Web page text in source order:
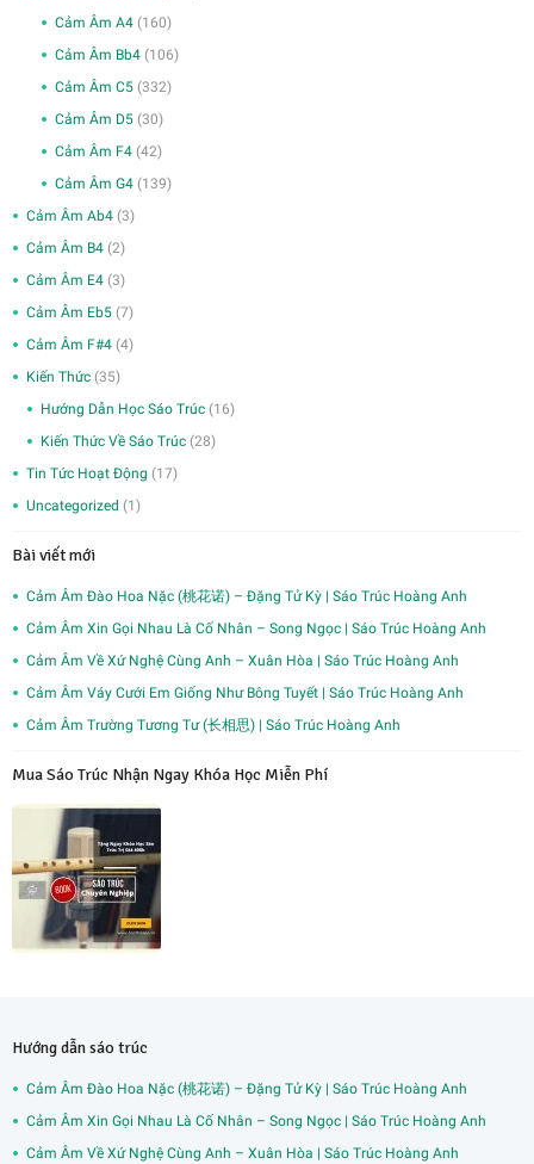
Cảm Âm A4 (160)
Cảm Âm Bb4 (106)
Cảm Âm C5 (332)
Cảm Âm D5 (30)
Cảm Âm F4 (42)
Cảm Âm G4 (139)
Cảm Âm Ab4 (3)
Cảm Âm B4 (2)
Cảm Âm E4 (3)
Cảm Âm Eb5 (7)
Cảm Âm F#4 (4)
Kiến Thức (35)
Hướng Dẫn Học Sáo Trúc (16)
Kiến Thức Về Sáo Trúc (28)
Tin Tức Hoạt Động (17)
Uncategorized (1)
Bài viết mới
Cảm Âm Đào Hoa Nặc (桃花诺) – Đặng Tử Kỳ | Sáo Trúc Hoàng Anh
Cảm Âm Xin Gọi Nhau Là Cố Nhân – Song Ngọc | Sáo Trúc Hoàng Anh
Cảm Âm Về Xứ Nghệ Cùng Anh – Xuân Hòa | Sáo Trúc Hoàng Anh
Cảm Âm Váy Cưới Em Giống Như Bông Tuyết | Sáo Trúc Hoàng Anh
Cảm Âm Trường Tương Tư (长相思) | Sáo Trúc Hoàng Anh
Mua Sáo Trúc Nhận Ngay Khóa Học Miễn Phí
Hướng dẫn sáo trúc
Cảm Âm Đào Hoa Nặc (桃花诺) – Đặng Tử Kỳ | Sáo Trúc Hoàng Anh
Cảm Âm Xin Gọi Nhau Là Cố Nhân – Song Ngọc | Sáo Trúc Hoàng Anh
Cảm Âm Về Xứ Nghệ Cùng Anh – Xuân Hòa | Sáo Trúc Hoàng Anh